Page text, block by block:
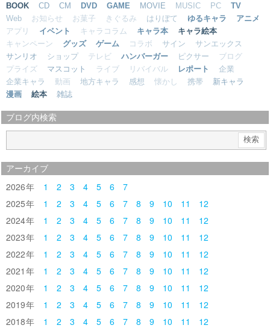
BOOK CD CM DVD GAME MOVIE MUSIC PC
TV
Web
お知らせ お菓子 きぐるみ はりぼて ゆるキャラ
アニメ
アプリ
イベント キャラコラム キャラ本
キャラ絵本
キャンペーン
グッズ ゲーム コラボ サイン
サンエックス
サンリオ
ショップ テレビ ハンバーガー ピクサー
ブログ
プライズ
マスコット ライブ リバイバル レポート
企業
企業キャラ
動画 地方キャラ 感想 懐かし 携帯
新キャラ
漫画
絵本 雑誌
ブログ内検索
アーカイブ
2026 1 2 3 4 5 6
7
2025
1 2 3 4 5 6 7 8 9 10 11
12
2024
1 2 3 4 5 6 7 8 9 10 11
12
2023
1 2 3 4 5 6 7 8 9 10 11
12
2022
1 2 3 4 5 6 7 8 9 10 11
12
2021
1 2 3 4 5 6 7 8 9 10 11
12
2020
1 2 3 4 5 6 7 8 9 10 11
12
2019
1 2 3 4 5 6 7 8 9 10 11
12
2018
1 2 3 4 5 6 7 8 9 10 11
12